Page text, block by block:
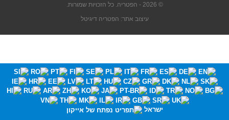
© 2026 - הפטריה. כל הזכויות שמורות.
עיצוב אתר: הפטריה דיגיטל
ישראל